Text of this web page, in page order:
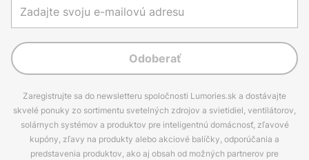
Odoberať
Zaregistrujte sa do newsletteru spoločnosti Lumories.sk a dostávajte
skvelé ponuky zo sortimentu svetelných zdrojov a svietidiel, ventilátorov,
solárnych systémov a produktov pre inteligentnú domácnosť, zľavové
kupóny, zľavy na produkty alebo akciové balíčky, odporúčania a
predstavenia produktov, ako aj obsah od možných partnerov pre